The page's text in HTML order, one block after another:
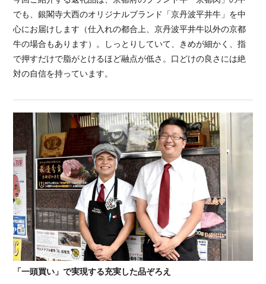
でも、銀閣寺大西のオリジナルブランド「京丹波平井牛」を中
心にお届けします（仕入れの都合上、京丹波平井牛以外の京都
牛の場合もあります）。しっとりしていて、きめが細かく、指
で押すだけで脂がとけるほど融点が低さ。口どけの良さには絶
対の自信を持っています。
「一頭買い」で実現する充実した品ぞろえ